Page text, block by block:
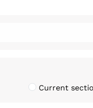
Current